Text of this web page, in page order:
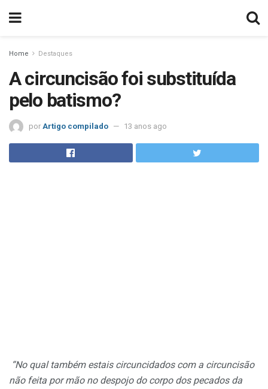
Home Destaques
A circuncisão foi substituída
pelo batismo?
por Artigo compilado 13 anos ago
“No qual também estais circuncidados com a circuncisão
não feita por mão no despojo do corpo dos pecados da